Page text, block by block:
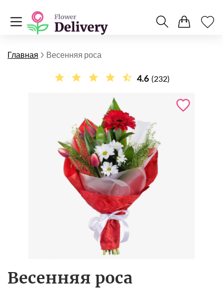
Главная Весенняя роса
4.6 (232)
Весенняя роса